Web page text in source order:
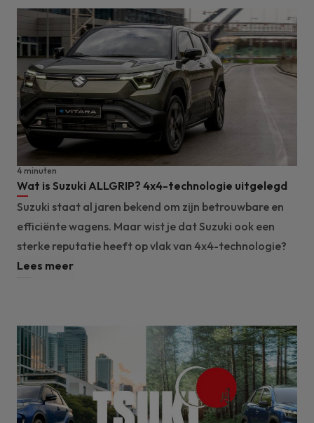
Wat is Suzuki ALLGRIP? 4x4-technologie uitgelegd
4 minuten
Suzuki staat al jaren bekend om zijn betrouwbare en
efficiënte wagens. Maar wist je dat Suzuki ook een
sterke reputatie heeft op vlak van 4x4-technologie?
Lees meer